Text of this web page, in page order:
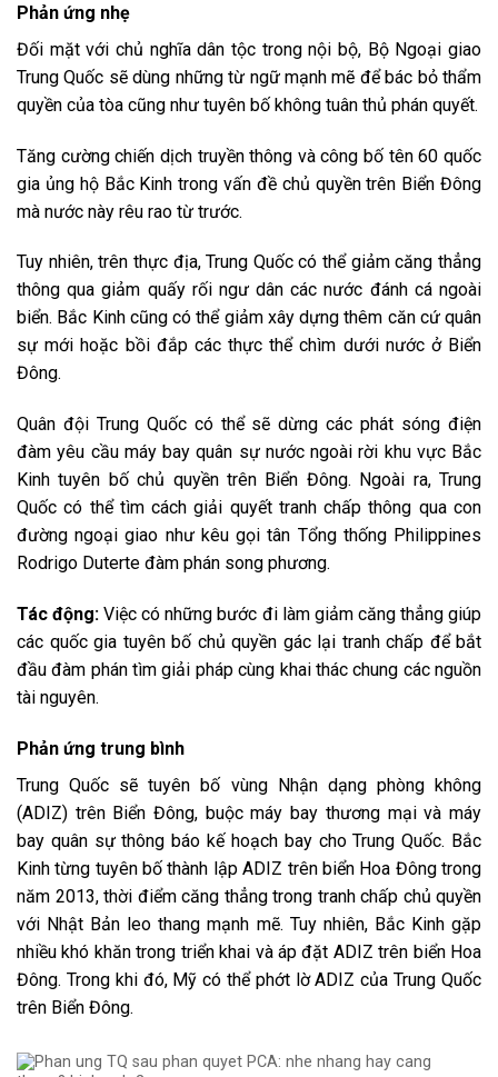
Phản ứng nhẹ
Đối mặt với chủ nghĩa dân tộc trong nội bộ, Bộ Ngoại giao
Trung Quốc sẽ dùng những từ ngữ mạnh mẽ để bác bỏ thẩm
quyền của tòa cũng như tuyên bố không tuân thủ phán quyết.
Tăng cường chiến dịch truyền thông và công bố tên 60 quốc
gia ủng hộ Bắc Kinh trong vấn đề chủ quyền trên Biển Đông
mà nước này rêu rao từ trước.
Tuy nhiên, trên thực địa, Trung Quốc có thể giảm căng thẳng
thông qua giảm quấy rối ngư dân các nước đánh cá ngoài
biển. Bắc Kinh cũng có thể giảm xây dựng thêm căn cứ quân
sự mới hoặc bồi đắp các thực thể chìm dưới nước ở Biển
Đông.
Quân đội Trung Quốc có thể sẽ dừng các phát sóng điện
đàm yêu cầu máy bay quân sự nước ngoài rời khu vực Bắc
Kinh tuyên bố chủ quyền trên Biển Đông. Ngoài ra, Trung
Quốc có thể tìm cách giải quyết tranh chấp thông qua con
đường ngoại giao như kêu gọi tân Tổng thống Philippines
Rodrigo Duterte đàm phán song phương.
Tác động: Việc có những bước đi làm giảm căng thẳng giúp
các quốc gia tuyên bố chủ quyền gác lại tranh chấp để bắt
đầu đàm phán tìm giải pháp cùng khai thác chung các nguồn
tài nguyên.
Phản ứng trung bình
Trung Quốc sẽ tuyên bố vùng Nhận dạng phòng không
(ADIZ) trên Biển Đông, buộc máy bay thương mại và máy
bay quân sự thông báo kế hoạch bay cho Trung Quốc. Bắc
Kinh từng tuyên bố thành lập ADIZ trên biển Hoa Đông trong
năm 2013, thời điểm căng thẳng trong tranh chấp chủ quyền
với Nhật Bản leo thang mạnh mẽ. Tuy nhiên, Bắc Kinh gặp
nhiều khó khăn trong triển khai và áp đặt ADIZ trên biển Hoa
Đông. Trong khi đó, Mỹ có thể phớt lờ ADIZ của Trung Quốc
trên Biển Đông.